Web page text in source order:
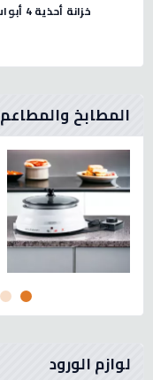
خزانة أحذية 4 أبواب خشب ماليزي 160 سم - لون رمادي
المطابخ والمطاعم
لوازم الورود